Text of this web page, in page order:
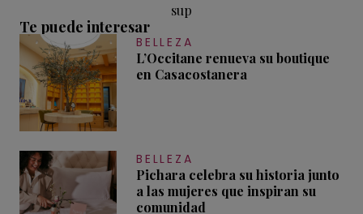
sup
Te puede interesar
BELLEZA
L’Occitane renueva su boutique
en Casacostanera
BELLEZA
Pichara celebra su historia junto
a las mujeres que inspiran su
comunidad